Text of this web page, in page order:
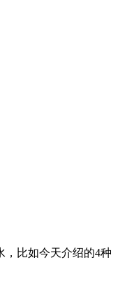
，比如今天介绍的4种